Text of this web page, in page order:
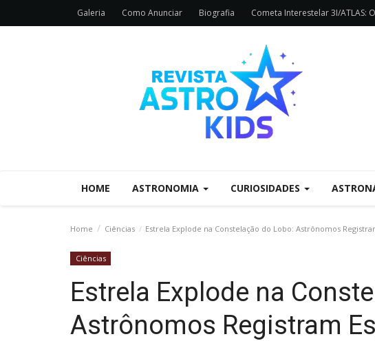
Galeria Como Anunciar Biografia Cometa Interestelar 3I/ATLAS:
HOME ASTRONOMIA CURIOSIDADES
Home Ciências Estrela Explode na Constelação do Lobo: Astrônomos
Ciências
Estrela Explode na
Astrônomos Registram